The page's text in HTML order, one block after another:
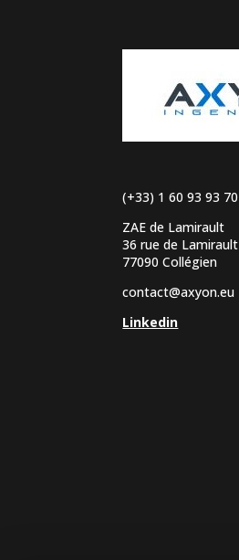
(+33) 1 60 93 93 70
ZAE de Lamirault
36 rue de Lamirault
77090 Collégien
contact@axyon.eu
Linkedin